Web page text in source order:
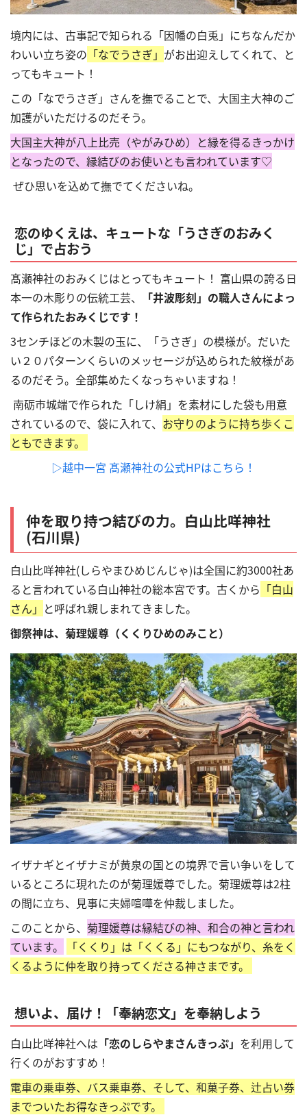
境内には、古事記で知られる「因幡の白兎」にちなんだか
わいい立ち姿の 「なでうさぎ」 がお出迎えしてくれて、と
ってもキュート！
この「なでうさぎ」さんを撫でることで、大国主大神のご
加護がいただけるのだそう。
大国主大神が八上比売（やがみひめ）と縁を得るきっかけ
となったので、縁結びのお使いとも言われています♡
ぜひ思いを込めて撫でてくださいね。
恋のゆくえは、キュートな「うさぎのおみく
じ」で占おう
髙瀬神社のおみくじはとってもキュート！ 富山県の誇る日
本一の木彫りの伝統工芸、
「井波彫刻」の職人さんによっ
て作られたおみくじです！
3センチほどの木製の玉に、「うさぎ」の模様が。だいた
い２０パターンくらいのメッセージが込められた紋様があ
るのだそう。全部集めたくなっちゃいますね！
南砺市城端で作られた「しけ絹」を素材にした袋も用意
されているので、袋に入れて、 お守りのように持ち歩くこ
ともできます。
▷越中一宮 髙瀬神社の公式HPはこちら！
仲を取り持つ結びの力。白山比咩神社
(石川県)
白山比咩神社(しらやまひめじんじゃ)は全国に約3000社あ
ると言われている白山神社の総本宮です。古くから 「白山
さん」 と呼ばれ親しまれてきました。
御祭神は、菊理媛尊（くくりひめのみこと）
イザナギとイザナミが黄泉の国との境界で言い争いをして
いるところに現れたのが菊理媛尊でした。菊理媛尊は2柱
の間に立ち、見事に夫婦喧嘩を仲裁しました。
このことから、 菊理媛尊は縁結びの神、和合の神と言われ
ています。
「くくり」は「くくる」にもつながり、糸をく
くるように仲を取り持ってくださる神さまです。
想いよ、届け！「奉納恋文」を奉納しよう
白山比咩神社へは 「恋のしらやまさんきっぷ」 を利用して
行くのがおすすめ！
電車の乗車券、バス乗車券、そして、和菓子券、辻占い券
までついたお得なきっぷです。